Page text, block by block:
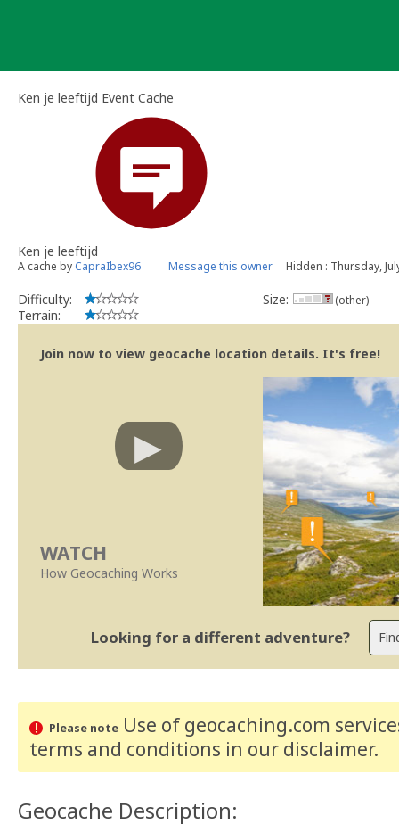
Ken je leeftijd Event Cache
Ken je leeftijd
A cache by CapraIbex96 Message this owner Hidden : Thursday,
Difficulty:
Terrain:
Size: (other)
Join now to view geocache location details. It's free!
WATCH
How Geocaching Works
Looking for a different adventure?
Please noteUse of geocaching.com
terms and conditions in our disclaimer.
Geocache Description: